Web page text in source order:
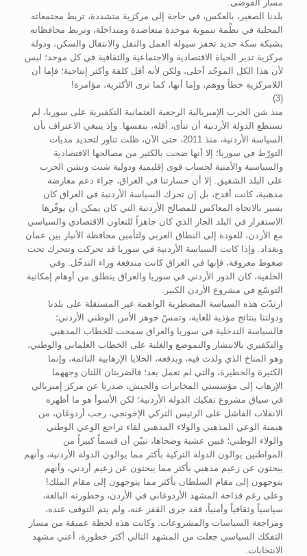
مسار الفوضى.
بلدنا الصغير، بالعكس، في حاجة إلى مركزية متشددة، تربط مجتمعاته
المحلية في نظْمة تنموية موحدة متعاضدة ومتداخلة، وتربط محافظاته
بشبكة سكة حديد تحفز سيولة العمل والنقل والانتقال والسكن، ودولة
مركزية تدير الحياة الاقتصادية والاجتماعية والثقافية في كل موحد؛ ليس
لأن هذا الكل الموحّد أحلى، ولكن لأنه أقل كلفة وأكثر إنتاجية؛ فإما أن
اللامركزية خطأ ووهم، وإما أنها، كما ترى الأكثرية، مؤامرة!
(3)
منذ شن الحرب الإمبريالية الرجعية العثمانية التكفيرية على سوريا، لم
تستطع الدولة الأردنية أن تنأى، أقله، بنفسها. وإذ ينبغي الاعتراف بأن
السياسة الأردنية، منذ 2011، حتى الآن، ظلت تناور لتحديد مديات
التورّط في سوريا؛ إلا أنها ضحت بالكثير من مصالحها الاقتصادية
والسياسية والأمنية لحساب قوى إقليمية ودولية شنت وتشن الحرب
على البلد الشقيق. إلا أن خسارتنا في العراق، جراء دعم معارضة
مذهبية، كانت أفدح، بل إن تحرك السياسة الأردنية في العراق كان
يسير بالاتجاه المعاكس للمصالح الأردنية التي كان يمكن أن يوفّرها
الاستقرار في البلد الجار الذي كان جاهزاً للتعاون الاقتصادي والسياسي
مع الأردن، للعودة إلى النطاق العربي ولتأمين محافظة الأنبار بين عمان
وبغداد. وإذا كانت السياسة الأردنية في سوريا قد تحركت وتتحرك تحت
ضغوط معروفة، فإنها في العراق كانت مندفعة وراء التدخّل. وفي
الخلفية، كان الدور الأردني في سوريا والعراق ينطلق من أوهام إمكانية
التوسّع في مشروع الأردن الكبير.
ارتدّت هذه السياسة المضطربة الواهمة غير المستقلة على بلدنا
ودولتنا بنتائج مؤذية للغاية، وتمسّ جوهر الأمن الوطني الأردني؛
فالسياسة التدخلية في سوريا والعراق سمحت للخطاب المذهبي
والتكفيري بالانتشار والتموضع والغلبة على الخطاب العلماني والوطني،
وهو المناخ الذي ولدت فيه، وبدفعه، الخلايا الإرهابية النائمة، وإنما
الكثيرة والخطيرة، والتي لم تعمل بعد؛ فالضربتان اللتان وجههما
الإرهاب إلى مؤسستي المخابرات والجيش، صدرتا عن مركز إمبريالي
في سياق مشروع تفكيك الدولة الأردنية؛ لكن الأسوأ هو ما أظهره
الانقلاب الفاشل على الرئيس التركي الإخونجي، رجب أردوغان، من
هيمنة الوعي المذهبي والولاء المذهبي لقاء تراجع الوعي الوطني
والولاء الوطني؛ فبين عشية وضحاها، تبيّن أن قسماً كبيراً من
المواطنين يوالون الدولة التركية بأكثر مما يوالون الدولة الأردنية، وأنهم
يبحثون عن زعيم مذهبي بأكثر مما يبحثون عن زعيم أردني، وأنهم
يتوجهون إلى مقام السلطان بأكثر مما يتوجهون إلى مقام الملك!
وعلى رغم فداحة المشهد الأردوغاني في الأردن، وخطورته البالغة،
سياسياً وثقافياً وأمنياً، فقد جرى القفز عنه، ولم يتم التوقف عنده،
ومراجعة السياسات والمشروعات. وكانت هذه لحظة عميقة من مسار
التفكك السياسي جعلت من المشهد التالي أكثر خطورة، أعني مشهد
الانتخابات.